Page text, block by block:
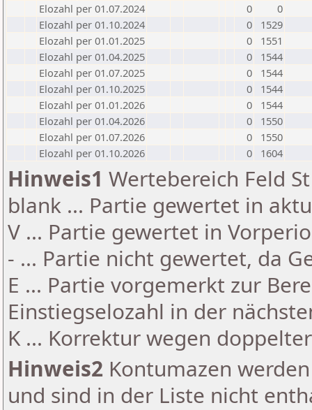
Elozahl per 01.07.2024
0
0
Elozahl per 01.10.2024
0
1529
Elozahl per 01.01.2025
0
1551
Elozahl per 01.04.2025
0
1544
Elozahl per 01.07.2025
0
1544
Elozahl per 01.10.2025
0
1544
Elozahl per 01.01.2026
0
1544
Elozahl per 01.04.2026
0
1550
Elozahl per 01.07.2026
0
1550
Elozahl per 01.10.2026
0 1604
Hinweis1 Wertebereich Feld
blank ... Partie gewertet in
V ... Partie gewertet in
- ... Partie nicht gewertet, da
E ... Partie vorgemerkt zur
Einstiegselozahl in der
K ... Korrektur wegen
Hinweis2 Kontumazen
und sind in der Liste nicht